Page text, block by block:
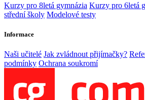
Kurzy pro 8letá gymnázia Kurzy pro 6letá
střední školy Modelové testy
Informace
Naši učitelé Jak zvládnout přijímačky?
podmínky Ochrana soukromí